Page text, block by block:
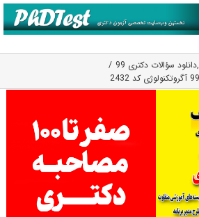
,دانلود سؤالات دکتری 99